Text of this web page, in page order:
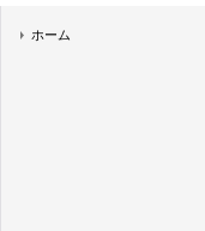
ホーム